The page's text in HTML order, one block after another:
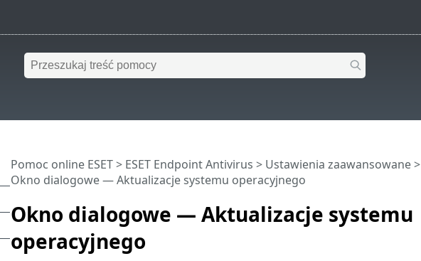
Okno dialogowe — Aktualizacje systemu
operacyjnego
Pomoc online ESET> ESET Endpoint Antivirus > Ustawienia zaawansowane>
Okno dialogowe — Aktualizacje systemu operacyjnego